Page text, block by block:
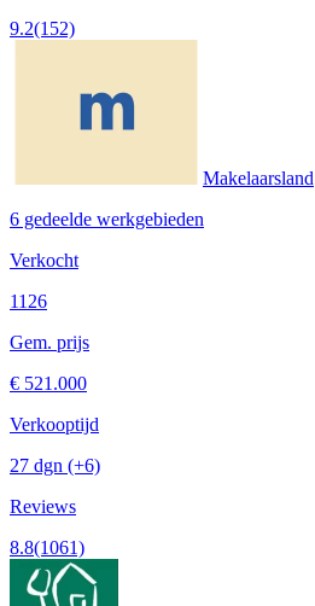
9.2(152)
Makelaarsland
6 gedeelde werkgebieden
Verkocht
1126
Gem. prijs
€ 521.000
Verkooptijd
27 dgn (+6)
Reviews
8.8(1061)